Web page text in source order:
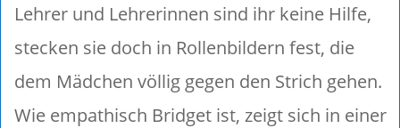
Lehrer und Lehrerinnen sind ihr keine Hilfe,
stecken sie doch in Rollenbildern fest, die
dem Mädchen völlig gegen den Strich gehen.
Wie empathisch Bridget ist, zeigt sich in einer